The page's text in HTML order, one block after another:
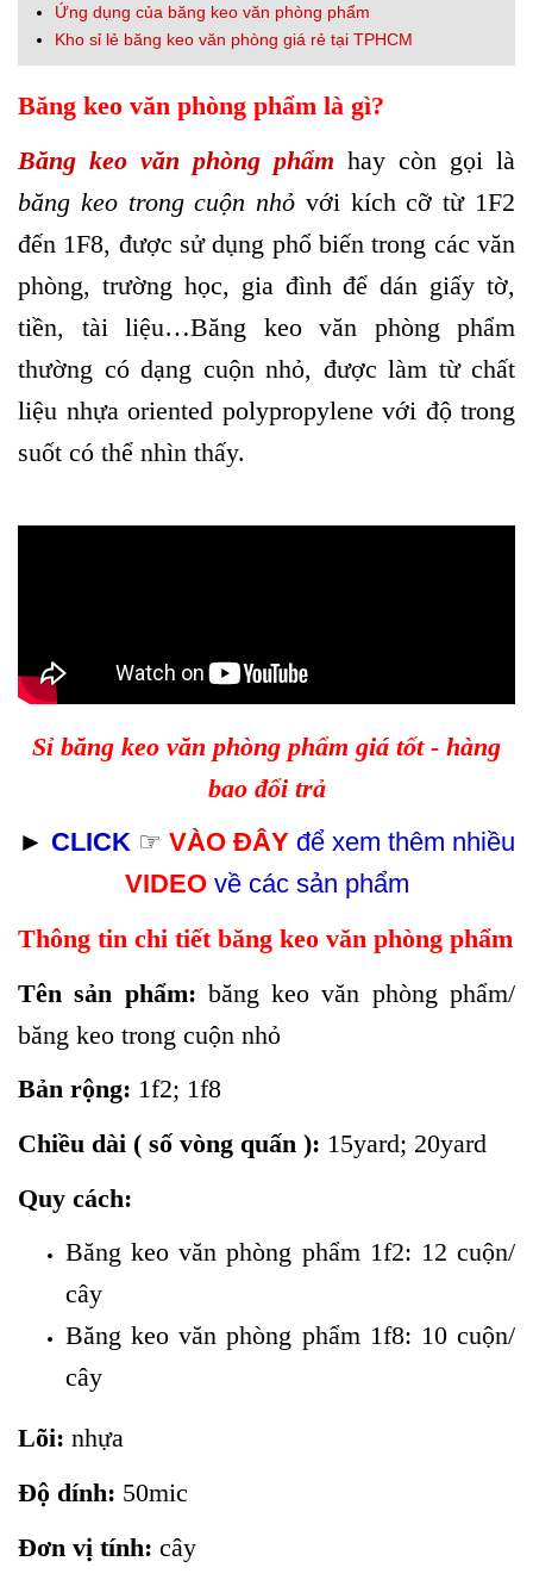
Ứng dụng của băng keo văn phòng phẩm
Kho sỉ lẻ băng keo văn phòng giá rẻ tại TPHCM
Băng keo văn phòng phẩm là gì?
Băng keo văn phòng phẩm hay còn gọi là
băng keo trong cuộn nhỏ với kích cỡ từ 1F2
đến 1F8, được sử dụng phổ biến trong các văn
phòng, trường học, gia đình để dán giấy tờ,
tiền, tài liệu…Băng keo văn phòng phẩm
thường có dạng cuộn nhỏ, được làm từ chất
liệu nhựa oriented polypropylene với độ trong
suốt có thể nhìn thấy.
Sỉ băng keo văn phòng phẩm giá tốt - hàng
bao đổi trả
► CLICK ☞ VÀO ĐÂY để xem thêm nhiều
VIDEOvề các sản phẩm
Thông tin chi tiết băng keo văn phòng phẩm
Tên sản phẩm: băng keo văn phòng phẩm/
băng keo trong cuộn nhỏ
Bản rộng: 1f2; 1f8
Chiều dài ( số vòng quấn ): 15yard; 20yard
Quy cách:
Băng keo văn phòng phẩm 1f2: 12 cuộn/
cây
Băng keo văn phòng phẩm 1f8: 10 cuộn/
cây
Lõi: nhựa
Độ dính: 50mic
Đơn vị tính: cây